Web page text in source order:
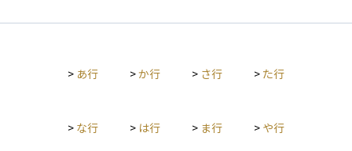
> あ行 >か行 > さ行 > た行
> な行 > は行 > ま行 > や行